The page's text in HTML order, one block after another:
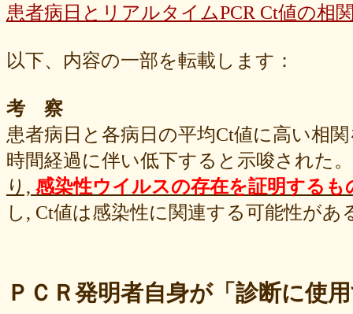
患者病日とリアルタイムPCR Ct値の相
以下、内容の一部を転載します：
考 察
患者病日と各病日の平均Ct値に高い相
時間経過に伴い低下すると示唆された。
り, 感染性ウイルスの存在を証明するも
し, Ct値は感染性に関連する可能性があ
ＰＣＲ発明者自身が「診断に使